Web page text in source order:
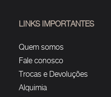
LINKS IMPORTANTES
Quem somos
Fale conosco
Trocas e Devoluções
Alquimia